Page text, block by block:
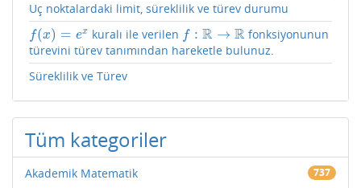
Uç noktalardaki limit, süreklilik ve türev durumu
f(x) = ex
f(x)=e x kuralı ile verilen f : R → R
f:R→R
fonksiyonunun
türevini türev tanımından hareketle bulunuz.
Süreklilik ve Türev
Tüm kategoriler
Akademik Matematik 737